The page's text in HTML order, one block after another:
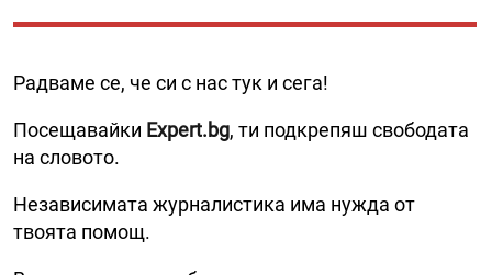
Радваме се, че си с нас тук и сега!
Посещавайки Expert.bg, ти подкрепяш свободата
на словото.
Независимата журналистика има нужда от
твоята помощ.